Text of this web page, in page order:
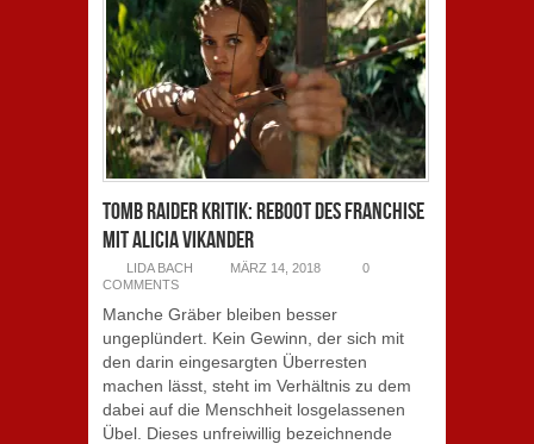
Tomb Raider Kritik: Reboot des Franchise
mit Alicia Vikander
LIDA BACH MÄRZ 14, 2018
0
COMMENTS
Manche Gräber bleiben besser
ungeplündert. Kein Gewinn, der sich mit
den darin eingesargten Überresten
machen lässt, steht im Verhältnis zu dem
dabei auf die Menschheit losgelassenen
Übel. Dieses unfreiwillig bezeichnende